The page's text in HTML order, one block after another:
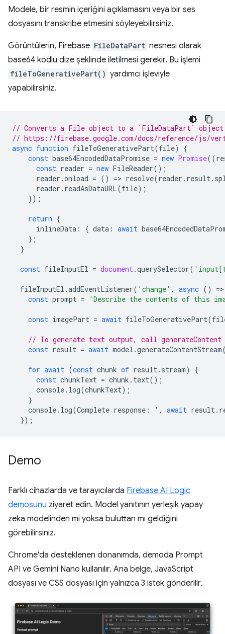
Modele, bir resmin içeriğini açıklamasını veya bir ses
dosyasını transkribe etmesini söyleyebilirsiniz.
Görüntülerin, Firebase FileDataPart nesnesi olarak
base64 kodlu dize şeklinde iletilmesi gerekir. Bu işlemi
fileToGenerativePart() yardımcı işleviyle
yapabilirsiniz.
// Converts a File object to a `FileDataPart`
// https://firebase.google.com/docs/reference/js/
async function fileToGenerativePart(file)
{
const base64EncodedDataPromise = new Promise((
const reader = new FileReader();
reader .onload = () => resolve(reader . result.
reader . readAsDataURL(file);
});
return {
inlineData : { data : await
};
}
const fileInputEl = document.querySelector(
fileInputEl .addEventListener( 'change' , async () =>
const prompt = 'Describe the contents of this
const imagePart = await fileToGenerativePart(
// To generate text output, call
const result = await model .generateContentStream
for await (const chunk of result. stream)
{
const chunkText = chunk . text();
console. log(chunkText);
}
console. log(Complete response : ' , await result.
});
Demo
Farklı cihazlarda ve tarayıcılarda Firebase AI Logic
demosunu ziyaret edin. Model yanıtının yerleşik yapay
zeka modelinden mi yoksa buluttan mı geldiğini
görebilirsiniz.
Chrome'da desteklenen donanımda, demoda Prompt
API ve Gemini Nano kullanılır. Ana belge, JavaScript
dosyası ve CSS dosyası için yalnızca 3 istek gönderilir.